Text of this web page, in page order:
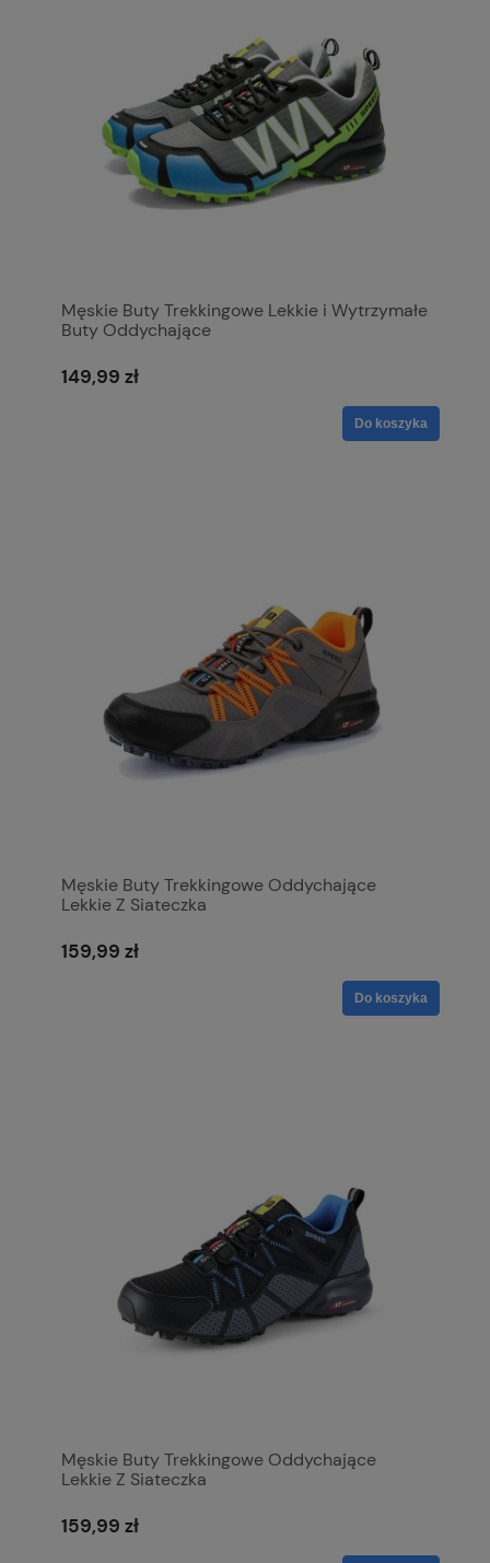
Męskie Buty Trekkingowe Lekkie i Wytrzymałe
Buty Oddychające
149,99 zł
Do koszyka
Męskie Buty Trekkingowe Oddychające
Lekkie Z Siateczka
159,99 zł
Do koszyka
Męskie Buty Trekkingowe Oddychające
Lekkie Z Siateczka
159,99 zł